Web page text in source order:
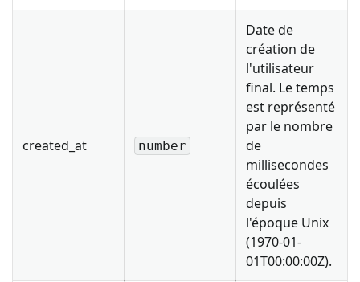
created_at number
Date de
création de
l'utilisateur
final. Le temps
est représenté
par le nombre
de
millisecondes
écoulées
depuis
l'époque Unix
(1970-01-
01T00:00:00Z).